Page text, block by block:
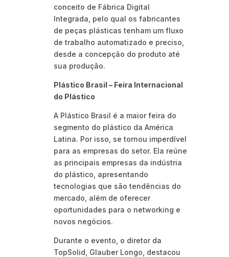
conceito de Fábrica Digital
Integrada, pelo qual os fabricantes
de peças plásticas tenham um fluxo
de trabalho automatizado e preciso,
desde a concepção do produto até
sua produção.
Plástico Brasil – Feira Internacional
do Plástico
A Plástico Brasil é a maior feira do
segmento do plástico da América
Latina. Por isso, se tornou imperdível
para as empresas do setor. Ela reúne
as principais empresas da indústria
do plástico, apresentando
tecnologias que são tendências do
mercado, além de oferecer
oportunidades para o networking e
novos negócios.
Durante o evento, o diretor da
TopSolid, Glauber Longo, destacou